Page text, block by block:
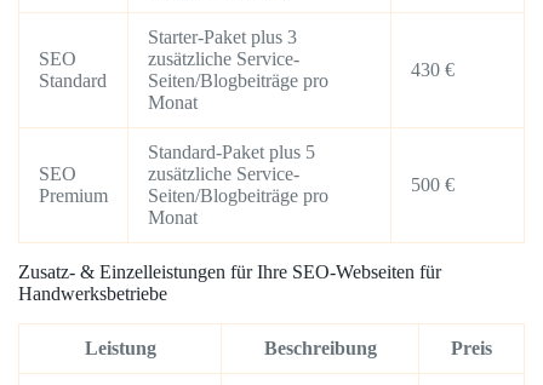
SEO
Standard
Starter-Paket plus 3
zusätzliche Service-
Seiten/Blogbeiträge pro
Monat
430 €
SEO
Premium
Standard-Paket plus 5
zusätzliche Service-
Seiten/Blogbeiträge pro
Monat
500 €
Zusatz- & Einzelleistungen für Ihre SEO-Webseiten für
Handwerksbetriebe
Leistung Beschreibung Preis